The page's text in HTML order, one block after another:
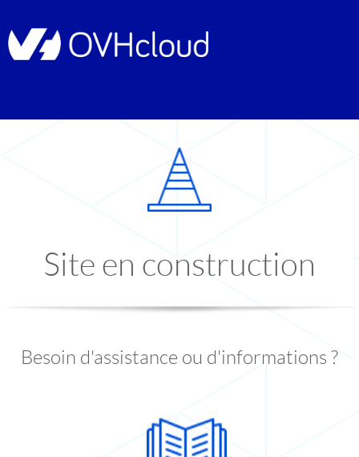
Site en construction
Besoin d'assistance ou d'informations ?